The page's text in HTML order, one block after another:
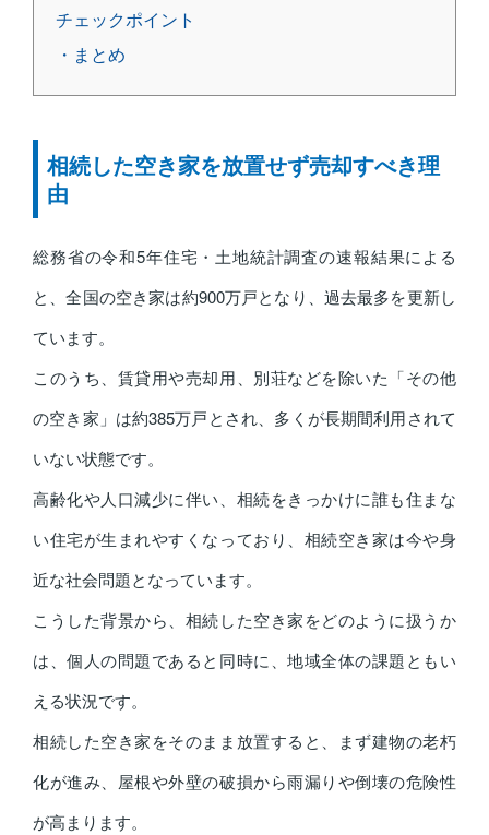
チェックポイント
・まとめ
相続した空き家を放置せず売却すべき理
由
総務省の令和5年住宅・土地統計調査の速報結果による
と、全国の空き家は約900万戸となり、過去最多を更新し
ています。
このうち、賃貸用や売却用、別荘などを除いた「その他
の空き家」は約385万戸とされ、多くが長期間利用されて
いない状態です。
高齢化や人口減少に伴い、相続をきっかけに誰も住まな
い住宅が生まれやすくなっており、相続空き家は今や身
近な社会問題となっています。
こうした背景から、相続した空き家をどのように扱うか
は、個人の問題であると同時に、地域全体の課題ともい
える状況です。
相続した空き家をそのまま放置すると、まず建物の老朽
化が進み、屋根や外壁の破損から雨漏りや倒壊の危険性
が高まります。